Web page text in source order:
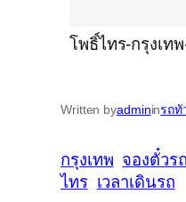
โพธิ์ไทร-กรุงเท
Written byadmininรถทั
กรุงเทพ จองตั๋วร
ไทร เวลาเดินรถ